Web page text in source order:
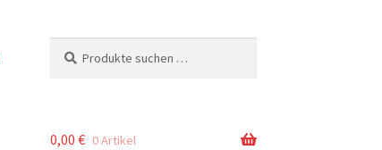
nach:
0,00 € 0 Artikel